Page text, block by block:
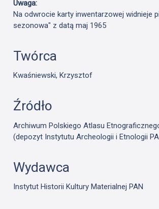
Uwaga:
Na odwrocie karty inwentarzowej widnieje
sezonowa" z datą maj 1965
Twórca
Kwaśniewski, Krzysztof
Źródło
Archiwum Polskiego Atlasu
(depozyt Instytutu Archeologii i Etnologii
Wydawca
Instytut Historii Kultury Materialnej PAN